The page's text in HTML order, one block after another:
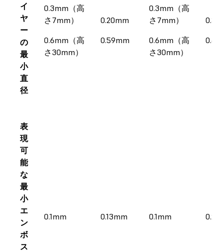
イ
ヤ
ー
の
最
小
直
径
0.3mm（高
さ7mm）
0.6mm（高
さ30mm）
0.20mm
0.59mm
0.3mm（高
さ7mm）
0.6mm（高
さ30mm）
表
現
可
能
な
最
小
エ
ン
ボ
ス
0.1mm 0.13mm 0.1mm